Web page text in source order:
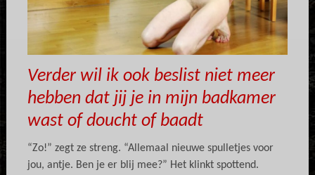
Verder wil ik ook beslist niet meer
hebben dat jij je in mijn badkamer
wast of doucht of baadt
“Zo!” zegt ze streng. “Allemaal nieuwe spulletjes voor
jou, antje. Ben je er blij mee?” Het klinkt spottend.